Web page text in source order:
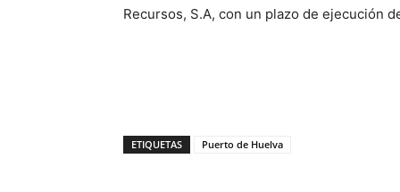
Recursos, S.A, con un plazo de ejecución
ETIQUETAS Puerto de Huelva